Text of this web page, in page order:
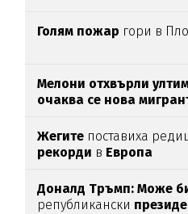
Голям пожар гори в
Мелони отхвърли
очаква се нова
Жегите поставиха
рекорди в Европа
Доналд Тръмп: Може
републикански